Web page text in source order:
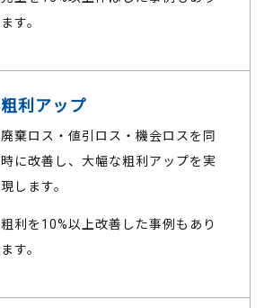
ます。
粗利アップ
廃棄ロス・値引ロス・機会ロスを同
時に改善し、大幅な粗利アップを実
現します。
粗利を10%以上改善した事例もあり
ます。